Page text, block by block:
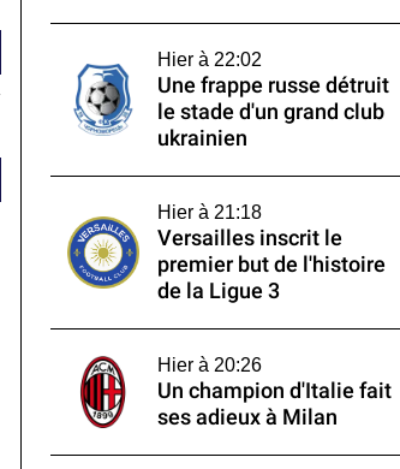
Hier à 22:02
Une frappe russe détruit
le stade d'un grand club
ukrainien
Hier à 21:18
Versailles inscrit le
premier but de l'histoire
de la Ligue 3
Hier à 20:26
Un champion d'Italie fait
ses adieux à Milan